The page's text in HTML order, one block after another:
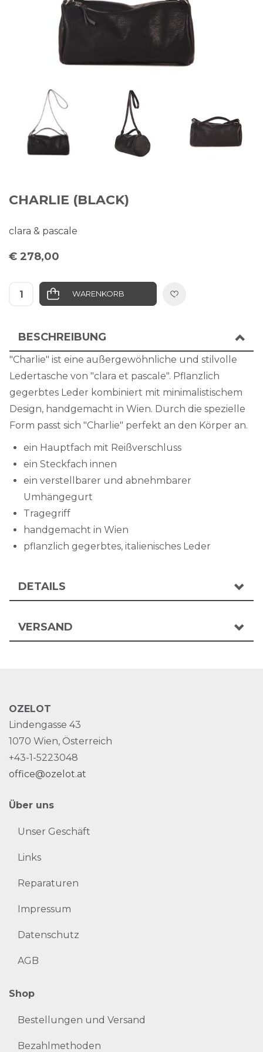
CHARLIE (BLACK)
clara & pascale
€ 278,00
WARENKORB IN DIE WUNSCHLISTE
BESCHREIBUNG
"Charlie" ist eine außergewöhnliche und stilvolle
Ledertasche von "clara et pascale". Pflanzlich
gegerbtes Leder kombiniert mit minimalistischem
Design, handgemacht in Wien. Durch die spezielle
Form passt sich "Charlie" perfekt an den Körper an.
ein Hauptfach mit Reißverschluss
ein Steckfach innen
ein verstellbarer und abnehmbarer
Umhängegurt
Tragegriff
handgemacht in Wien
pflanzlich gegerbtes, italienisches Leder
DETAILS
VERSAND
OZELOT
Lindengasse 43
1070 Wien, Österreich
+43-1-5223048
office@ozelot.at
Über uns
Unser Geschäft
Links
Reparaturen
Impressum
Datenschutz
AGB
Shop
Bestellungen und Versand
Bezahlmethoden